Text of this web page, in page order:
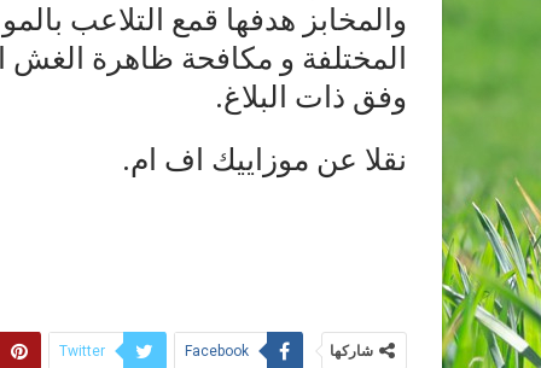
والمخابز هدفها قمع التلاعب
المختلفة و مكافحة ظاهرة
وفق ذات البلاغ.
نقلا عن موزاييك اف ام.
شاركها Facebook
Twitter